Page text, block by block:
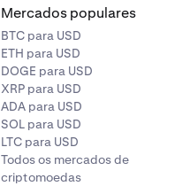
Mercados populares
BTC para USD
ETH para USD
DOGE para USD
XRP para USD
ADA para USD
SOL para USD
LTC para USD
Todos os mercados de
criptomoedas